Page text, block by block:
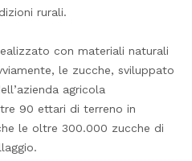
rurali.
con materiali naturali
le zucche, sviluppato
agricola
90 ettari di terreno in
le oltre 300.000 zucche di